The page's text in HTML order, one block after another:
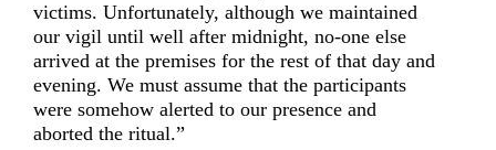
victims. Unfortunately, although we maintained
our vigil until well after midnight, no-one else
arrived at the premises for the rest of that day and
evening. We must assume that the participants
were somehow alerted to our presence and
aborted the ritual.”